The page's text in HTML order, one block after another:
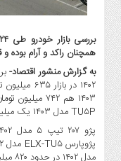
و
خودرو
استارت
آپ
و
فن
آوری
بانک
،
بیمه
همچنان راکد و آرام بوده
به گزارش منشور اقتصاد-
TU۵P مدل ۱۴۰۳ یک میلیارد و ۲۰ میلیون تومان به فروش رفت.
مدل ۱۴۰۲ در حدود ۸۲۰ میلیون تومان قیمت خورد.